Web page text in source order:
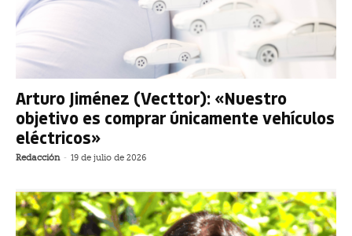
Arturo Jiménez (Vecttor): «Nuestro
objetivo es comprar únicamente vehículos
eléctricos»
Redacción - 19 de julio de 2026